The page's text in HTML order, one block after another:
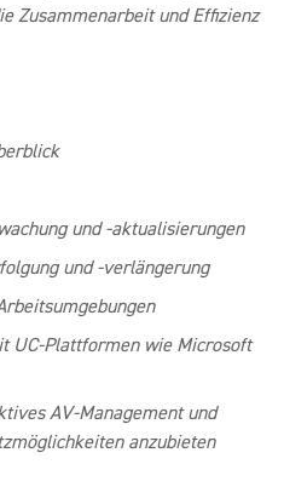
Zusammenarbeit und Effizienz
und -aktualisierungen
und -verlängerung
UC-Plattformen wie Microsoft
AV-Management und
anzubieten